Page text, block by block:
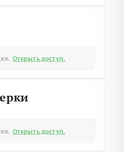
Открыть доступ.
Открыть доступ.